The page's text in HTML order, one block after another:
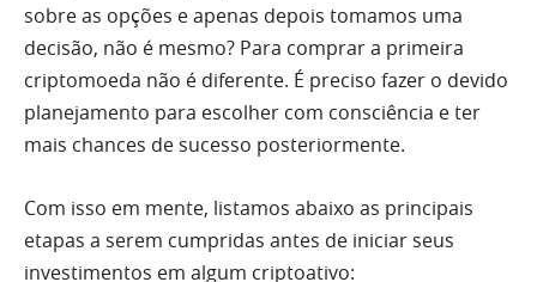
sobre as opções e apenas depois tomamos uma
decisão, não é mesmo? Para comprar a primeira
criptomoeda não é diferente. É preciso fazer o devido
planejamento para escolher com consciência e ter
mais chances de sucesso posteriormente.
Com isso em mente, listamos abaixo as principais
etapas a serem cumpridas antes de iniciar seus
investimentos em algum criptoativo: